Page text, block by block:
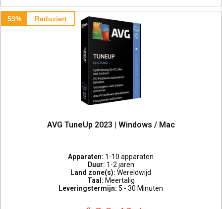
53% Reduziert
AVG TuneUp 2023 | Windows / Mac
Apparaten: 1-10 apparaten
Duur: 1-2 jaren
Land zone(s):Wereldwijd
Taal: Meertalig
Leveringstermijn: 5 - 30 Minuten